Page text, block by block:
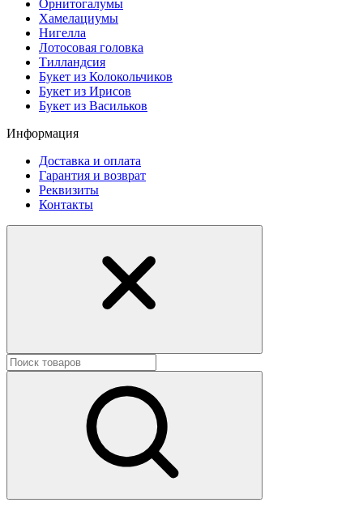
Орнитогалумы
Хамелациумы
Нигелла
Лотосовая головка
Тилландсия
Букет из Колокольчиков
Букет из Ирисов
Букет из Васильков
Информация
Доставка и оплата
Гарантия и возврат
Реквизиты
Контакты